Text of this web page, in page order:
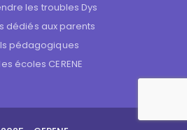
les troubles Dys
dédiés aux parents
pédagogiques
écoles CERENE